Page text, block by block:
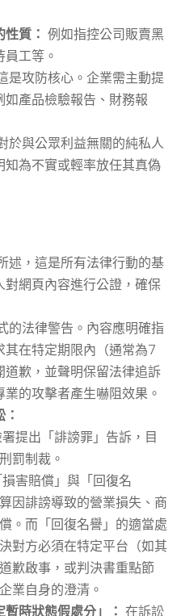
質： 例如指控公司販賣黑
工等。
是攻防核心。企業需主動提
產品檢驗報告、財務報
於與公眾利益無關的純私人
為不實或輕率放任其真偽
述，這是所有法律行動的基
網頁內容進行公證，確保
的法律警告。內容應明確指
其在特定期限內（通常為7
道歉，並聲明保留法律追訴
的攻擊者產生嚇阻效果。
提出「誹謗罪」告訴，目
罰制裁。
害賠償」與「回復名
因誹謗導致的營業損失、商
。而「回復名譽」的適當處
對方必須在特定平台（如其
歉啟事，或判決書重點節
業自身的澄清。
時狀態假處分」： 在訴訟